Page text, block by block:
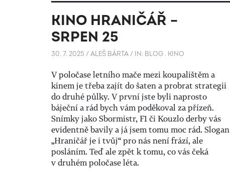
KINO HRANIČÁŘ –
SRPEN 25
30. 7. 2025 /ALEŠ BÁRTA/ IN: BLOG . KINO
V poločase letního mače mezi koupalištěm a
kinem je třeba zajít do šaten a probrat strategii
do druhé půlky. V první jste byli naprosto
báječní a rád bych vám poděkoval za přízeň.
Snímky jako Sbormistr, F1 či Kouzlo derby vás
evidentně bavily a já jsem tomu moc rád. Slogan
„Hraničář je i tvůj“ pro nás není frází, ale
posláním. Teď ale zpět k tomu, co vás čeká
v druhém poločase léta.